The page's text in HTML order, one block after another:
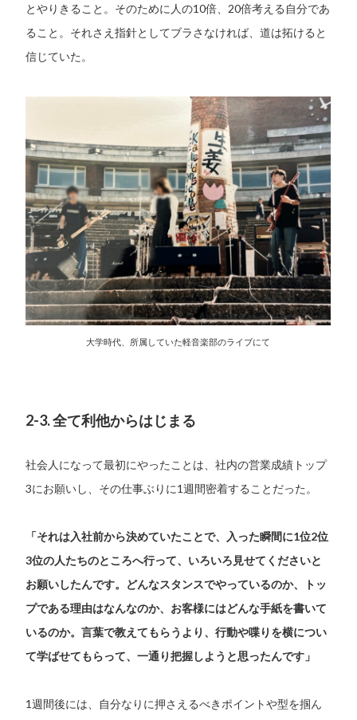
とやりきること。そのために人の10倍、20倍考える自分であ
ること。それさえ指針としてブラさなければ、道は拓けると
信じていた。
大学時代、所属していた軽音楽部のライブにて
2-3. 全て利他からはじまる
社会人になって最初にやったことは、社内の営業成績トップ
3にお願いし、その仕事ぶりに1週間密着することだった。
「それは入社前から決めていたことで、入った瞬間に1位2位
3位の人たちのところへ行って、いろいろ見せてくださいと
お願いしたんです。どんなスタンスでやっているのか、トッ
プである理由はなんなのか、お客様にはどんな手紙を書いて
いるのか。言葉で教えてもらうより、行動や喋りを横につい
て学ばせてもらって、一通り把握しようと思ったんです」
1週間後には、自分なりに押さえるべきポイントや型を掴ん